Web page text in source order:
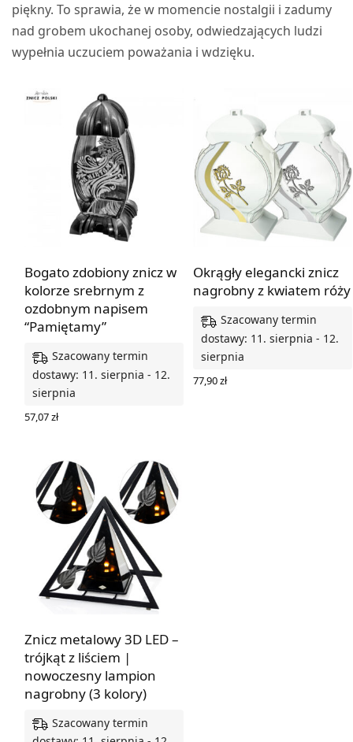
piękny. To sprawia, że w momencie nostalgii i zadumy
nad grobem ukochanej osoby, odwiedzających ludzi
wypełnia uczuciem poważania i wdzięku.
Bogato zdobiony znicz w
kolorze srebrnym z
ozdobnym napisem
“Pamiętamy”
Szacowany termin
dostawy: 11. sierpnia - 12.
sierpnia
57,07zł
Okrągły elegancki znicz
nagrobny z kwiatem róży
Szacowany termin
dostawy: 11. sierpnia - 12.
sierpnia
77,90zł
Znicz metalowy 3D LED –
trójkąt z liściem |
nowoczesny lampion
nagrobny (3 kolory)
Szacowany termin